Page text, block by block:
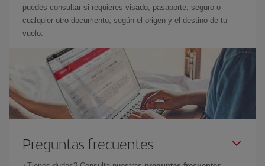
puedes consultar si requieres visado, pasaporte, seguro o
cualquier otro documento, según el origen y el destino de tu
vuelo.
Preguntas frecuentes